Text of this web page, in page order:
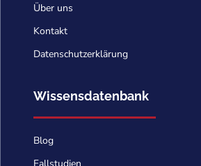
Über uns
Kontakt
Datenschutzerklärung
Wissensdatenbank
Blog